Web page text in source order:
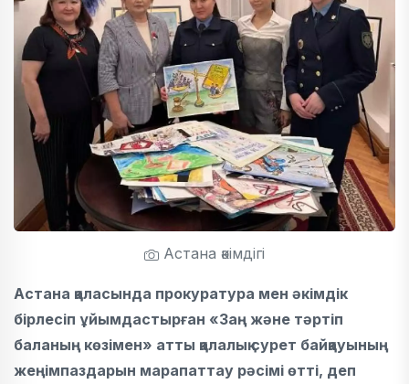
Астана әкімдігі
Астана қаласында прокуратура мен әкімдік
бірлесіп ұйымдастырған «Заң және тәртіп
баланың көзімен» атты қалалық сурет байқауының
жеңімпаздарын марапаттау рәсімі өтті, деп